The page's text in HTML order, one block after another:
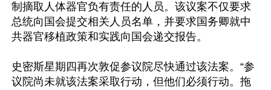
制摘取人体器官负有责任的人员。该议案不仅要求
总统向国会提交相关人员名单，并要求国务卿就中
共器官移植政策和实践向国会递交报告。
史密斯星期四再次敦促参议院尽快通过该法案。“参
议院尚未就该法案采取行动，但他们必须行动。拖